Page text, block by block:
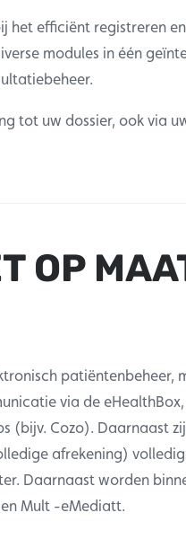
het efficiënt registreren en
modules in één
tot uw dossier, ook via
OP
patiëntenbeheer,
via de eHealthBox,
(bijv. Cozo). Daarnaast
afrekening) volledig
Daarnaast worden
Mult -eMediatt.